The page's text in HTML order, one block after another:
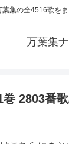
葉集の全4516歌を
万葉集
2803番